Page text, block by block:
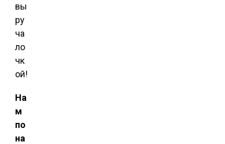
вы
ру
ча
ло
чк
ой!
На
м
по
на